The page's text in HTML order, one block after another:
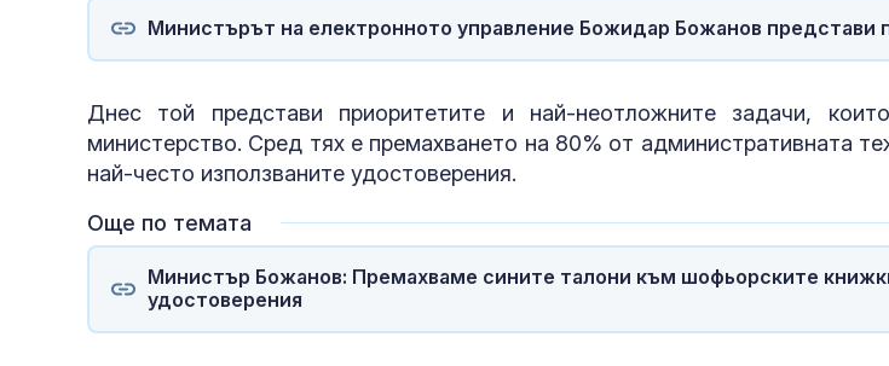
Министърът на електронното управление Божидар Божанов представи
Днес той представи приоритетите и най-неотложните задачи,
министерство. Сред тях е премахването на 80% от административната
най-често използваните удостоверения.
Още по темата
Министър Божанов: Премахваме сините талони към шофьорските
удостоверения
Учени: Речта на децата
може да предскаже
тревожност и
Ретроградният Хирон
по-лесен за 5 зодии